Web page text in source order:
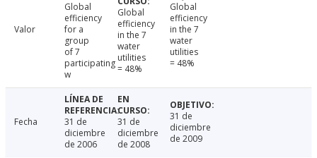
Valor
Global
efficiency
for a
group
of 7
participating
w
Global
efficiency
in the 7
water
utilities
= 48%
Global
efficiency
in the 7
water
utilities
= 48%
Fecha
31 de
diciembre
de 2006
31 de
diciembre
de 2008
31 de
diciembre
de 2009